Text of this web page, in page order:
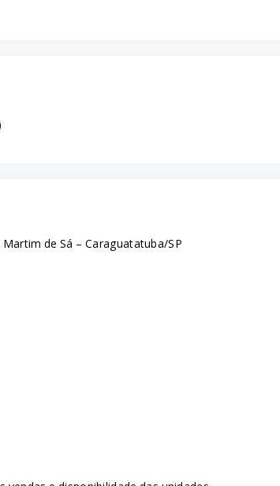
de Sá – Caraguatatuba/SP